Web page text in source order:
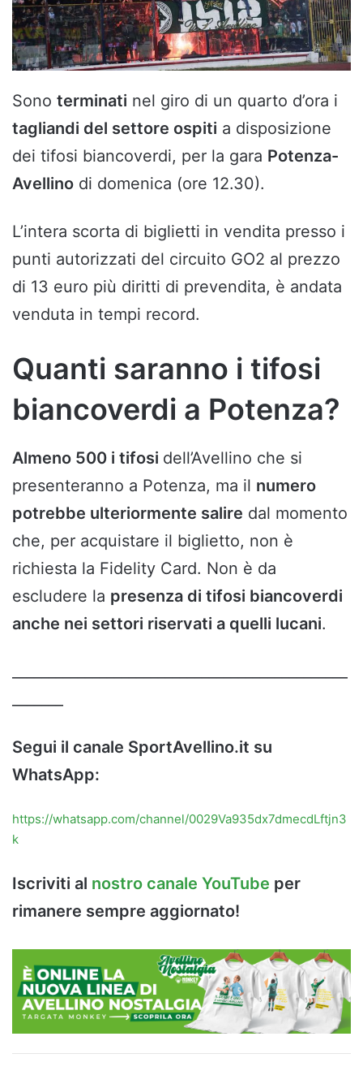
Sono terminati nel giro di un quarto d’ora i
tagliandi del settore ospiti a disposizione
dei tifosi biancoverdi, per la gara Potenza-
Avellino di domenica (ore 12.30).
L’intera scorta di biglietti in vendita presso i
punti autorizzati del circuito GO2 al prezzo
di 13 euro più diritti di prevendita, è andata
venduta in tempi record.
Quanti saranno i tifosi
biancoverdi a Potenza?
Almeno 500 i tifosi dell’Avellino che si
presenteranno a Potenza, ma il numero
potrebbe ulteriormente salire dal momento
che, per acquistare il biglietto, non è
richiesta la Fidelity Card. Non è da
escludere la presenza di tifosi biancoverdi
anche nei settori riservati a quelli lucani.
Segui il canale SportAvellino.it su
WhatsApp:
https://whatsapp.com/channel/0029Va935dx7dmecdLftjn3
k
Iscriviti al nostro canale YouTube per
rimanere sempre aggiornato!